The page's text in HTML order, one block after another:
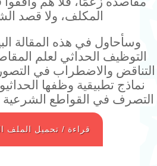
المكلف، ولا قصد
وسأحاول في هذه المقالة
التوظيف الحداثي لعلم
التناقض والاضطراب في التصور
نماذج تطبيقية وظفها
التصرف في القواطع
قراءة / تحميل الملف